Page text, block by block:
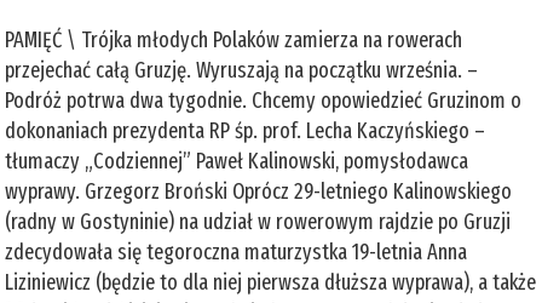
PAMIĘĆ \ Trójka młodych Polaków zamierza na rowerach
przejechać całą Gruzję. Wyruszają na początku września. –
Podróż potrwa dwa tygodnie. Chcemy opowiedzieć Gruzinom o
dokonaniach prezydenta RP śp. prof. Lecha Kaczyńskiego –
tłumaczy „Codziennej” Paweł Kalinowski, pomysłodawca
wyprawy. Grzegorz Broński Oprócz 29-letniego Kalinowskiego
(radny w Gostyninie) na udział w rowerowym rajdzie po Gruzji
zdecydowała się tegoroczna maturzystka 19-letnia Anna
Liziniewicz (będzie to dla niej pierwsza dłuższa wyprawa), a także